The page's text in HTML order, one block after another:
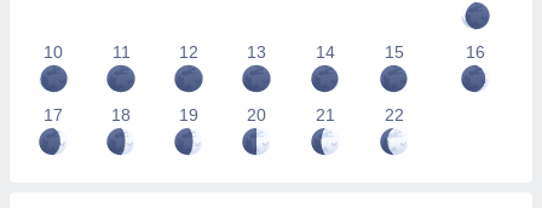
10 11 12 13 14 15 16
17 18 19 20 21 22